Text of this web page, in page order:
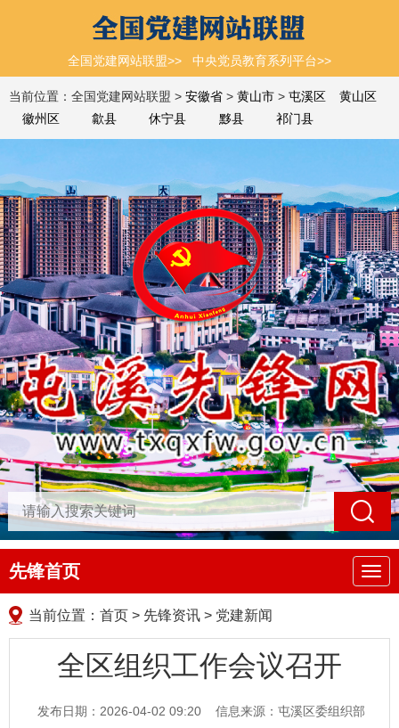
全国党建网站联盟>> 中央党员教育系列平台>>
当前位置：全国党建网站联盟 > 安徽省 > 黄山市 > 屯溪区
黄山区
徽州区
歙县 休宁县 黟县 祁门县
导
航
先锋首页
当前位置： 首页 > 先锋资讯 > 党建新闻
全区组织工作会议召开
发布日期：2026-04-02 09:20
信息来源：屯溪区委组织部